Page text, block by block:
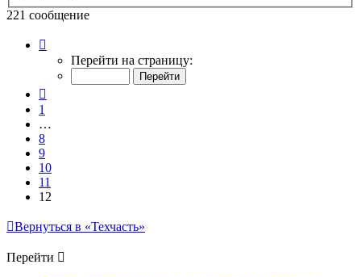
221 сообщение
12
Перейти на страницу:
1
…
8
9
10
11
12
Вернуться в «Техчасть»
Перейти